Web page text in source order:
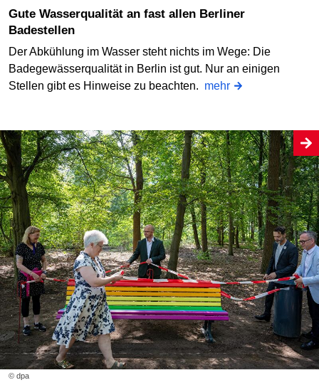
Gute Wasserqualität an fast allen Berliner
Badestellen
Der Abkühlung im Wasser steht nichts im Wege: Die
Badegewässerqualität in Berlin ist gut. Nur an einigen
Stellen gibt es Hinweise zu beachten. mehr
© dpa